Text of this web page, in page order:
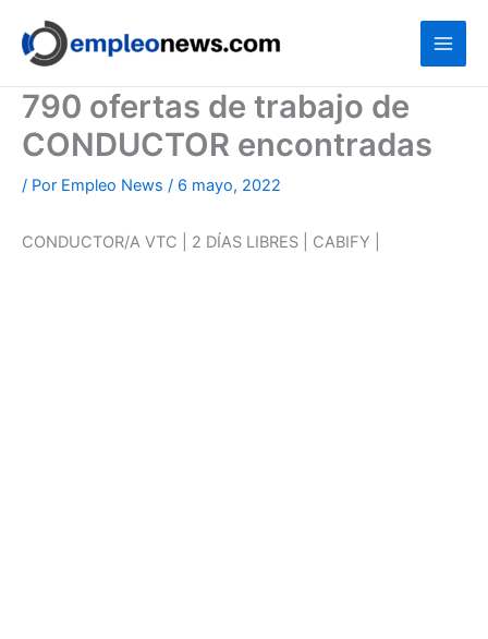
contenido
790 ofertas de trabajo de
CONDUCTOR encontradas
/ Por Empleo News / 6 mayo, 2022
CONDUCTOR/A VTC | 2 DÍAS LIBRES | CABIFY |